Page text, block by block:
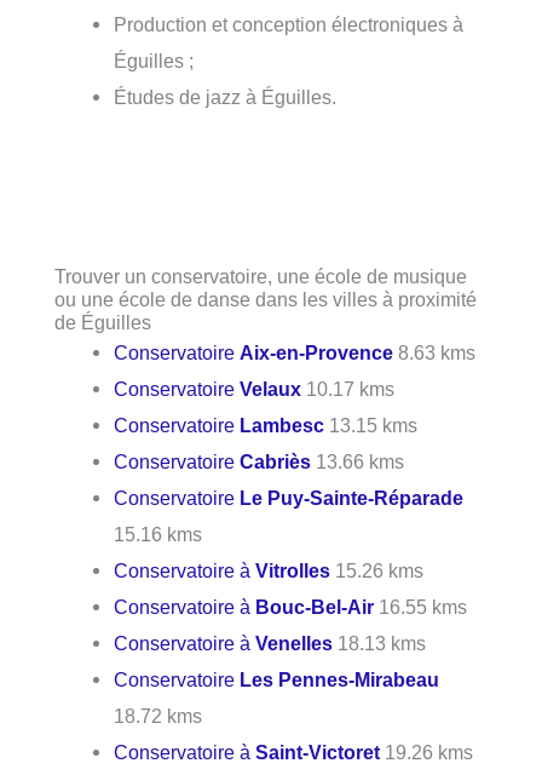
Production et conception électroniques à
Éguilles ;
Études de jazz à Éguilles.
Trouver un conservatoire, une école de musique
ou une école de danse dans les villes à proximité
de Éguilles
ConservatoireAix-en-Provence 8.63 kms
ConservatoireVelaux 10.17 kms
Conservatoire Lambesc 13.15 kms
ConservatoireCabriès 13.66 kms
Conservatoire Le Puy-Sainte-Réparade
15.16 kms
Conservatoire àVitrolles 15.26 kms
Conservatoire à Bouc-Bel-Air 16.55 kms
Conservatoire àVenelles 18.13 kms
Conservatoire Les Pennes-Mirabeau
18.72 kms
Conservatoire àSaint-Victoret 19.26 kms